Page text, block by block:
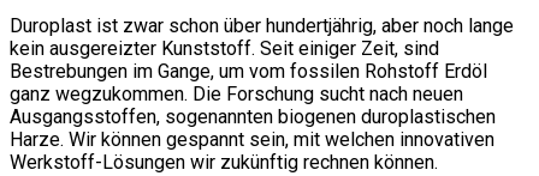
Duroplast ist zwar schon über hundertjährig, aber noch lange
kein ausgereizter Kunststoff. Seit einiger Zeit, sind
Bestrebungen im Gange, um vom fossilen Rohstoff Erdöl
ganz wegzukommen. Die Forschung sucht nach neuen
Ausgangsstoffen, sogenannten biogenen duroplastischen
Harze. Wir können gespannt sein, mit welchen innovativen
Werkstoff-Lösungen wir zukünftig rechnen können.